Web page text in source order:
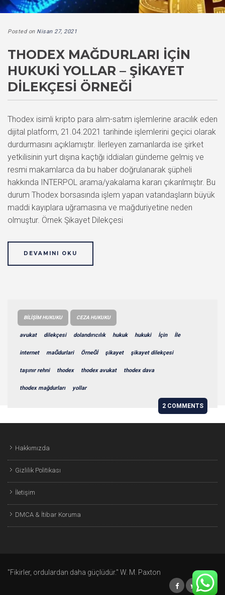
Posted on Nisan 27, 2021
THODEX MAĞDURLARI İÇİN
HUKUKİ YOLLAR – ŞİKAYET
DİLEKÇESİ ÖRNEĞİ
Thodex isimli kripto para alım-satım işlemlerine aracılık eden
dijital platform, 21.04.2021 tarihinde işlemlerini geçici olarak
durdurmasını açıklamıştır. İlerleyen zamanlarda ise şirket
yetkilisinin yurt dışına kaçtığı iddiaları gündeme gelmiş ve
resmi makamlarca da bu haber doğrulanarak şüpheli
hakkında INTERPOL arama/yakalama kararı çıkarılmıştır. Bu
durum Thodex borsasında işlem yapan vatandaşların büyük
maddi kayıplara uğramasına ve mağduriyetine neden
olmuştur. Örnek Şikayet Dilekçesi
DEVAMINI OKU
BILIŞIM HUKUKU CEZA HUKUKU
avukat dilekçesi dolandırıcılık hukuk hukuki İçin İle
internet maĞdurlari ÖrneĞİ şikayet şikayet dilekçesi
taşınır rehni thodex thodex avukat thodex dava
thodex mağdurları yollar
2 COMMENTS
Hakkımızda
Gizlilik Politikası
İletişim
DMCA & İtibar Koruma
"Fikirler, ordulardan daha güçlüdür." W. M. Paxton